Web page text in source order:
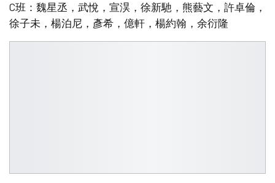
C班：魏星丞，武悅，宣淏，徐新馳，熊藝文，許卓倫，
徐子未，楊泊尼，彥希，億軒，楊約翰，余衍隆